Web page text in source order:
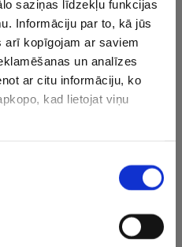
saziņas līdzekļu funkcijas
Informāciju par to, kā jūs
arī kopīgojam ar saviem
un analīzes
ar citu informāciju, ko
kad lietojat viņu
Starptautiskās
kategorizētas
sacīkstes.
šīs bija sezonas